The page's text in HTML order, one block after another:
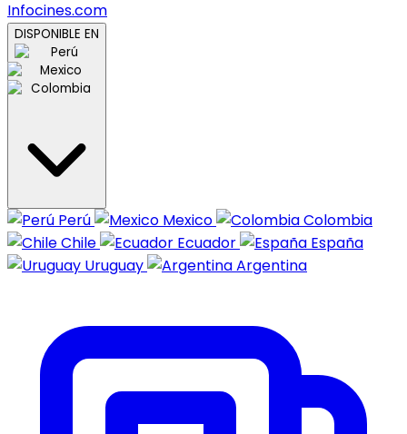
Infocines.com
DISPONIBLE EN
Perú Mexico
Colombia
Chile
Ecuador
España
Uruguay
Argentina